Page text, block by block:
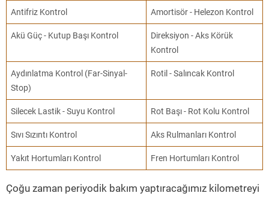
Antifriz Kontrol Amortisör - Helezon Kontrol
Akü Güç - Kutup Başı Kontrol
Direksiyon - Aks Körük
Kontrol
Aydınlatma Kontrol (Far-Sinyal-
Stop)
Rotil - Salıncak Kontrol
Silecek Lastik - Suyu Kontrol Rot Başı - Rot Kolu Kontrol
Sıvı Sızıntı Kontrol Aks Rulmanları Kontrol
Yakıt Hortumları Kontrol Fren Hortumları Kontrol
Çoğu zaman periyodik bakım yaptıracağımız kilometreyi